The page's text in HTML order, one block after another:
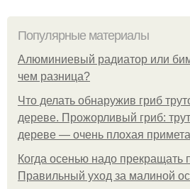
Популярные материалы
Алюминиевый радиатор или
чем разница?
Что делать обнаружив гриб
дереве. Прожорливый гриб:
дереве — очень плохая примета
Когда осенью надо прекращать
Правильный уход за малиной